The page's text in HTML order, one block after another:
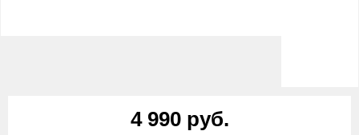
4 990 руб.